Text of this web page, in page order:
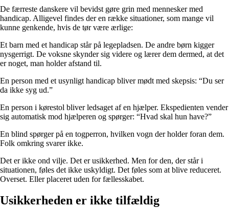
De færreste danskere vil bevidst gøre grin med mennesker med
handicap. Alligevel findes der en række situationer, som mange vil
kunne genkende, hvis de tør være ærlige:
Et barn med et handicap står på legepladsen. De andre børn kigger
nysgerrigt. De voksne skynder sig videre og lærer dem dermed, at det
er noget, man holder afstand til.
En person med et usynligt handicap bliver mødt med skepsis: “Du ser
da ikke syg ud.”
En person i kørestol bliver ledsaget af en hjælper. Ekspedienten vender
sig automatisk mod hjælperen og spørger: “Hvad skal hun have?”
En blind spørger på en togperron, hvilken vogn der holder foran dem.
Folk omkring svarer ikke.
Det er ikke ond vilje. Det er usikkerhed. Men for den, der står i
situationen, føles det ikke uskyldigt. Det føles som at blive reduceret.
Overset. Eller placeret uden for fællesskabet.
Usikkerheden er ikke tilfældig